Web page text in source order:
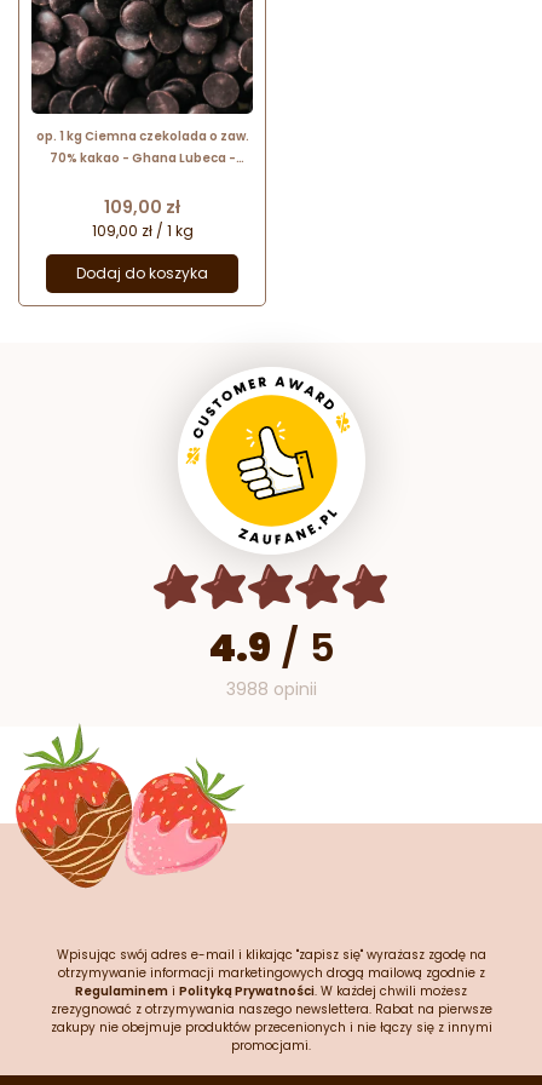
op. 1 kg Ciemna czekolada o zaw.
70% kakao - Ghana Lubeca -
kaletkach - nr. kat. 742
Cena
109,00 zł
109,00 zł / 1 kg
Dodaj do koszyka
4.9 / 5
3988 opinii
Wpisując swój adres e-mail i klikając "zapisz się" wyrażasz zgodę na
otrzymywanie informacji marketingowych drogą mailową zgodnie z
Regulaminem i Polityką Prywatności. W każdej chwili możesz
zrezygnować z otrzymywania naszego newslettera. Rabat na pierwsze
zakupy nie obejmuje produktów przecenionych i nie łączy się z innymi
promocjami.